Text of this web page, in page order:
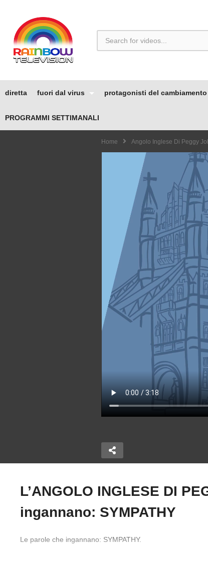
diretta fuori dal virus protagonisti del cambiamento
PROGRAMMI SETTIMANALI
Home Angolo Inglese Di Peggy
Copy Embed Code
COSA
PEGGY JOHNSON: Una
accoglie ad ali aperte
L’ANGOLO INGLESE DI
ingannano: SYMPATHY
Le parole che ingannano: SYMPATHY.